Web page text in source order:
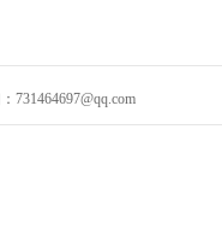
731464697@qq.com